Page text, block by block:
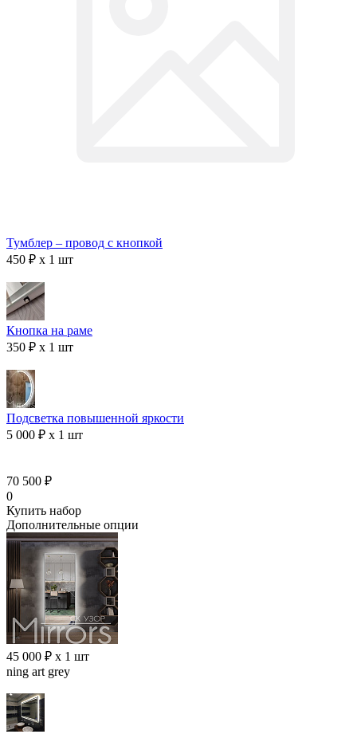
Тумблер – провод с кнопкой
450 ₽ x 1 шт
Кнопка на раме
350 ₽ x 1 шт
Подсветка повышенной яркости
5 000 ₽ x 1 шт
70 500 ₽
0
Купить набор
Дополнительные опции
45 000 ₽ x 1 шт
ning art grey